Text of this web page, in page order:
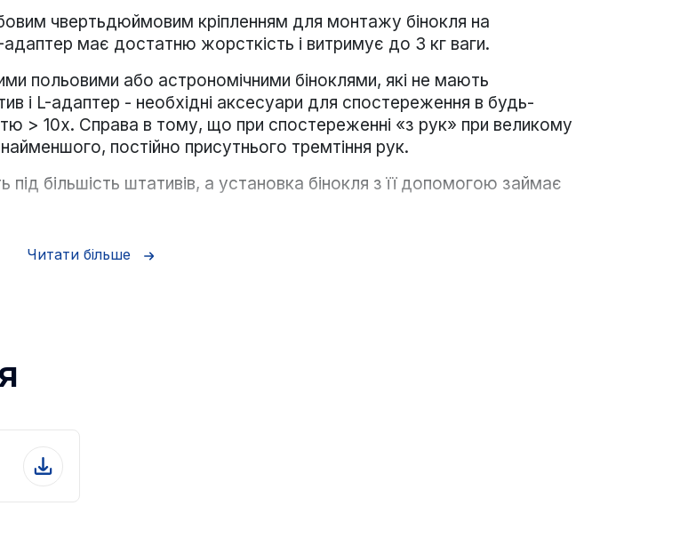
чвертьдюймовим кріпленням для монтажу бінокля на
має достатню жорсткість і витримує до 3 кг ваги.
польовими або астрономічними біноклями, які не мають
і L-адаптер - необхідні аксесуари для спостереження в будь-
> 10х. Справа в тому, що при спостереженні «з рук» при великому
постійно присутнього тремтіння рук.
під більшість штативів, а установка бінокля з її допомогою займає
Читати більше